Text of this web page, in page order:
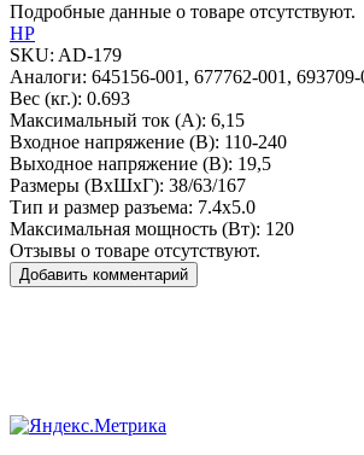
Подробные данные о товаре отсутствуют.
HP
SKU: AD-179
Аналоги: 645156-001, 677762-001, 693709-
Вес (кг.): 0.693
Максимальный ток (А): 6,15
Входное напряжение (В): 110-240
Выходное напряжение (В): 19,5
Размеры (ВxШxГ): 38/63/167
Тип и размер разъема: 7.4x5.0
Максимальная мощность (Вт): 120
Отзывы о товаре отсутствуют.
Добавить комментарий